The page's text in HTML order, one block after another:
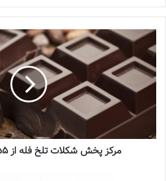
مرکز پخش شکلات تلخ فله از 55 درصد الی 99%